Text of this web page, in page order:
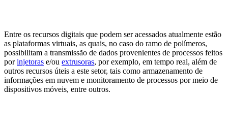
Entre os recursos digitais que podem ser acessados atualmente estão
as plataformas virtuais, as quais, no caso do ramo de polímeros,
possibilitam a transmissão de dados provenientes de processos feitos
por injetoras e/ou extrusoras, por exemplo, em tempo real, além de
outros recursos úteis a este setor, tais como armazenamento de
informações em nuvem e monitoramento de processos por meio de
dispositivos móveis, entre outros.